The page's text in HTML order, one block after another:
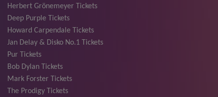
Herbert Grönemeyer Tickets
Deep Purple Tickets
Howard Carpendale Tickets
Jan Delay & Disko No.1 Tickets
Pur Tickets
Bob Dylan Tickets
Mark Forster Tickets
The Prodigy Tickets